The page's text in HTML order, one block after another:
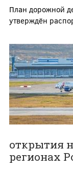
План дорожной
утверждён
открытия
регионах